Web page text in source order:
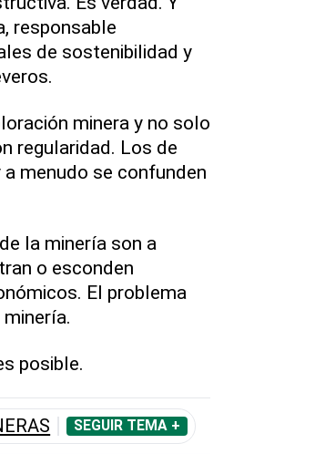
responsable
de sostenibilidad y
minera y no solo
regularidad. Los de
menudo se confunden
la minería son a
o esconden
El problema
posible.
SEGUIR TEMA +